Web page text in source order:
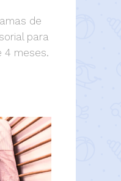
de
para
4 meses.